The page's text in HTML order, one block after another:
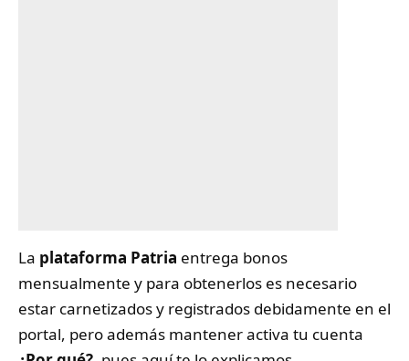
La plataforma Patria entrega bonos
mensualmente y para obtenerlos es necesario
estar carnetizados y registrados debidamente en el
portal, pero además mantener activa tu cuenta